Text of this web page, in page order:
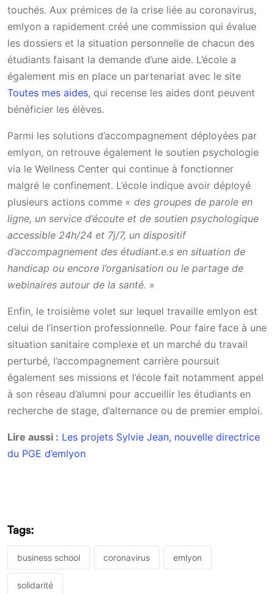
touchés. Aux prémices de la crise liée au coronavirus,
emlyon a rapidement créé une commission qui évalue
les dossiers et la situation personnelle de chacun des
étudiants faisant la demande d’une aide. L’école a
également mis en place un partenariat avec le site
Toutes mes aides, qui recense les aides dont peuvent
bénéficier les élèves.
Parmi les solutions d’accompagnement déployées par
emlyon, on retrouve également le soutien psychologie
via le Wellness Center qui continue à fonctionner
malgré le confinement. L’école indique avoir déployé
plusieurs actions comme « des groupes de parole en
ligne, un service d’écoute et de soutien psychologique
accessible 24h/24 et 7j/7, un dispositif
d’accompagnement des étudiant.e.s en situation de
handicap ou encore l’organisation ou le partage de
webinaires autour de la santé. »
Enfin, le troisième volet sur lequel travaille emlyon est
celui de l’insertion professionnelle. Pour faire face à une
situation sanitaire complexe et un marché du travail
perturbé, l’accompagnement carrière poursuit
également ses missions et l’école fait notamment appel
à son réseau d’alumni pour accueillir les étudiants en
recherche de stage, d’alternance ou de premier emploi.
Lire aussi : Les projets Sylvie Jean, nouvelle directrice
du PGE d’emlyon
Tags:
business school coronavirus emlyon
solidarité